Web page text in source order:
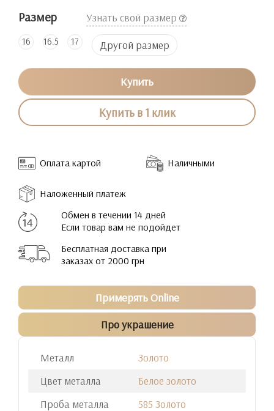
Размер Узнать свой размер
16 16.5 17 Другой размер
Купить
Купить в 1 клик
Оплата картой Наличными
Наложенный платеж
Обмен в течении 14 дней
Если товар вам не подойдет
Бесплатная доставка при
заказах от 2000 грн
Примерять Online
Про украшение
Металл
Золото
Цвет металла
Белое золото
Проба металла
585 Золото